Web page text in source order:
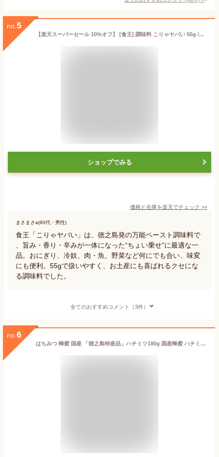
no. 5
【楽天スーパーセール 10%オフ】 [食王] 調味料 こりゃヤバい 55g /調味油 万能調味料 ペースト ペースト調味料 徳之島 おじにい 健康長寿 おにぎり おかず 薬味 ちょい乗せ 味変 ディップソース お土産
ショップでみる
価格と在庫を楽天でチェック >>
まさまさa(60代・男性)
食王「こりゃヤバい」は、徳之島発の万能ペースト調味料で
、旨み・香り・辛みが一体になった“ちょい乗せ”に最適な一
品。おにぎり、冷奴、肉・魚、野菜など何にでも合い、味変
にも便利。55gで扱いやすく、お土産にも喜ばれるクセにな
る調味料でした。
全てのおすすめコメント（3件）
no. 6
はちみつ 蜂蜜 国産 「徳之島特産品」ハチミツ180g 国産蜂蜜 ハチミツ 国産ハチミツ